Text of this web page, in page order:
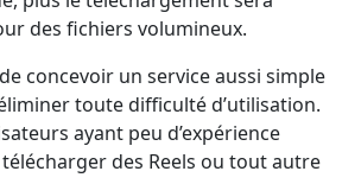
des fichiers volumineux.
concevoir un service aussi simple
toute difficulté d’utilisation.
ayant peu d’expérience
des Reels ou tout autre